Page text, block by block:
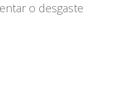
o desgaste